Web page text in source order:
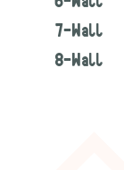
7-Wall
8-Wall